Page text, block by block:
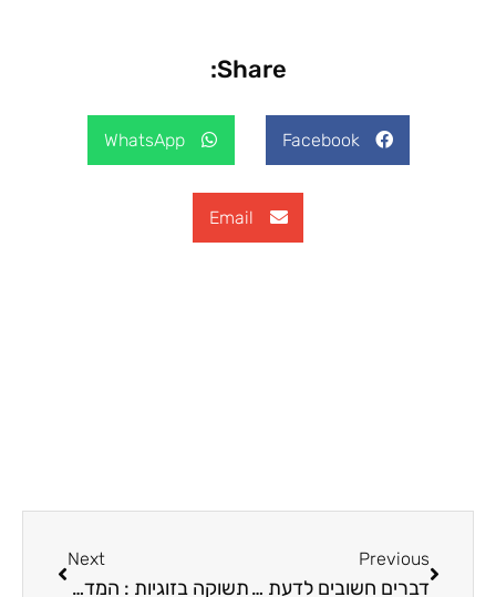
Share:
Facebook
WhatsApp
Email
Previous
דברים חשובים לדעת לפני רכישת שמפו לשיער
Next
תשוקה בזוגיות : המדריך המלא לשמירה על אהבה, קרבה וחיבור לאורך זמן